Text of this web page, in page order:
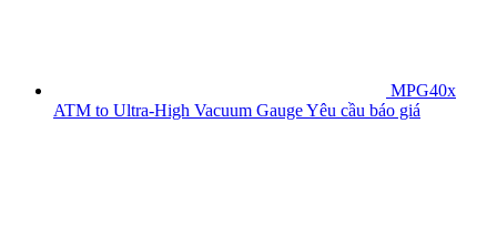
MPG40x
ATM to Ultra-High Vacuum GaugeYêu cầu báo giá